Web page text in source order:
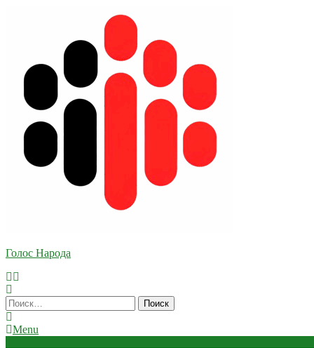
Голос Народа
Найти:
Menu